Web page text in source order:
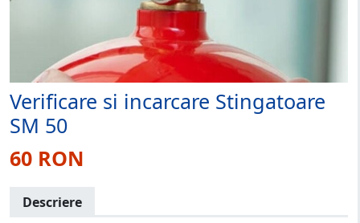
Verificare si incarcare Stingatoare
SM 50
60 RON
Descriere